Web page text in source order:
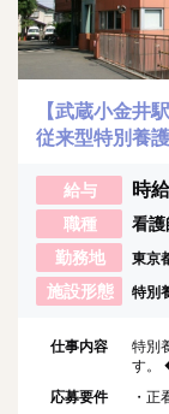
【武蔵小金
従来型特別養
給与 時
職種
看護
勤務地
東京
施設形態 特別
仕事内容
特別
応募要件
・正